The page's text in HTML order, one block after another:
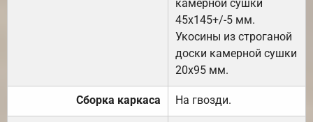
камерной сушки
45х145+/-5 мм.
Укосины из строганой
доски камерной сушки
20х95 мм.
Сборка каркаса На гвозди.